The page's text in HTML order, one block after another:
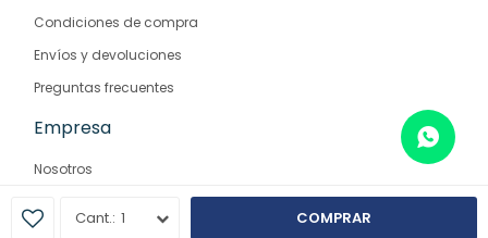
1 COMPRAR
Condiciones de compra
Envíos y devoluciones
Preguntas frecuentes
Empresa
Nosotros